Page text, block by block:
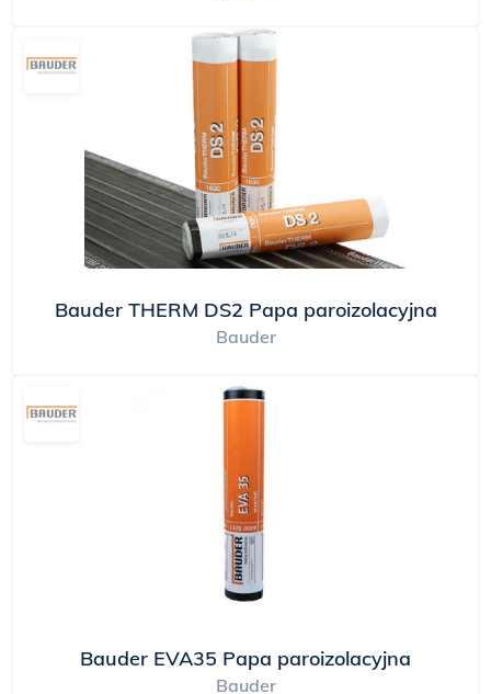
Bauder THERM DS2 Papa paroizolacyjna
Bauder
Bauder EVA35 Papa paroizolacyjna
Bauder